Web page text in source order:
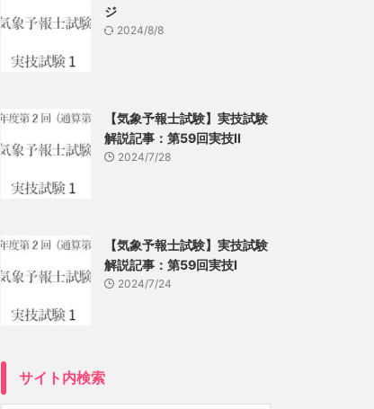
ジ
2024/8/8
【気象予報士試験】実技試験
解説記事：第59回実技Ⅱ
2024/7/28
【気象予報士試験】実技試験
解説記事：第59回実技Ⅰ
2024/7/24
サイト内検索